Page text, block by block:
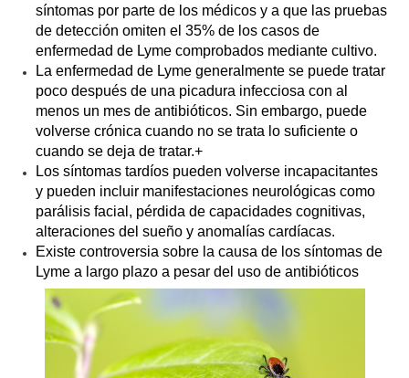
síntomas por parte de los médicos y a que las pruebas
de detección omiten el 35% de los casos de
enfermedad de Lyme comprobados mediante cultivo.
La enfermedad de Lyme generalmente se puede tratar
poco después de una picadura infecciosa con al
menos un mes de antibióticos. Sin embargo, puede
volverse crónica cuando no se trata lo suficiente o
cuando se deja de tratar.+
Los síntomas tardíos pueden volverse incapacitantes
y pueden incluir manifestaciones neurológicas como
parálisis facial, pérdida de capacidades cognitivas,
alteraciones del sueño y anomalías cardíacas.
Existe controversia sobre la causa de los síntomas de
Lyme a largo plazo a pesar del uso de antibióticos